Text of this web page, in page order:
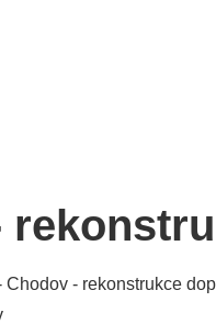
Chodov - rekonstrukce